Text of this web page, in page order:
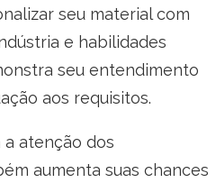
seu material com
e habilidades
seu entendimento
aos requisitos.
a atenção dos
aumenta suas chances